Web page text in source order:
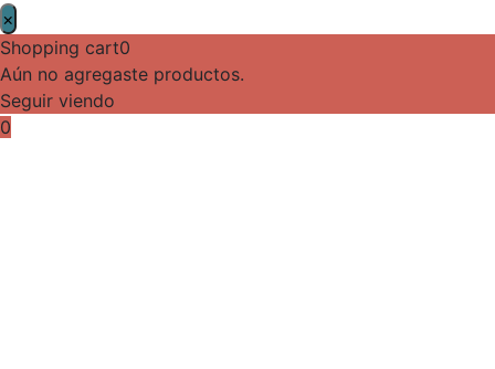
×
Shopping cart0
Aún no agregaste productos.
Seguir viendo
0